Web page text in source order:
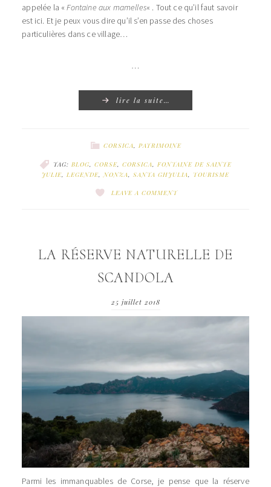
appelée la «Fontaine aux mamelles« . Tout ce qu’il faut savoir
est ici. Et je peux vous dire qu’il s’en passe des choses
particulières dans ce village…
…
lire la suite…
CORSICA PATRIMOINE
TAG: BLOG CORSE CORSICA
FONTAINE DE SAINTE
JULIE LEGENDE NONZA SANTA GHJULIA TOURISME
LEAVE A COMMENT
LA RÉSERVE NATURELLE DE
SCANDOLA
25 juillet 2018
Parmi les immanquables de Corse, je pense que la réserve